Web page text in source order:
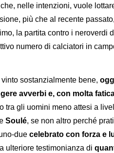
nelle intenzioni, vuole
più che al recente
la partita contro i neroverdi d
numero di calciatori in
sostanzialmente bene,
avverbi e, con molta
tra gli uomini meno attesi a
Soulé, se non altro perché
due celebrato con forza e
ulteriore testimonianza di